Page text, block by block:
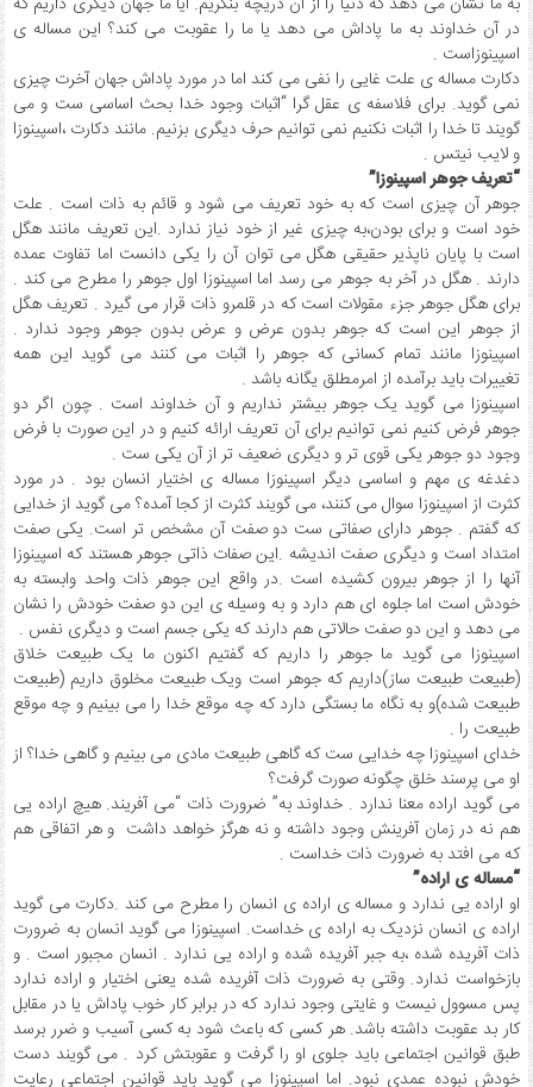
در آن خداوند به ما پاداش می دهد یا ما را عقوبت می کند؟ این مساله ی
اسپینوزاست .
دکارت مساله ی علت غایی را نفی می کند اما در مورد پاداش جهان آخرت چیزی
نمی گوید. برای فلاسفه ی عقل گرا “اثبات وجود خدا بحث اساسی ست و می
گویند تا خدا را اثبات نکنیم نمی توانیم حرف دیگری بزنیم. مانند دکارت ،اسپینوزا
و لایب نیتس .
“تعریف جوهر اسپینوزا”
جوهر آن چیزی است که به خود تعریف می شود و قائم به ذات است . علت
خود است و برای بودن،به چیزی غیر از خود نیاز ندارد .این تعریف مانند هگل
است با پایان ناپذیر حقیقی هگل می توان آن را یکی دانست اما تفاوت عمده
دارند . هگل در آخر به جوهر می رسد اما اسپینوزا اول جوهر را مطرح می کند .
برای هگل جوهر جزء مقولات است که در قلمرو ذات قرار می گیرد . تعریف هگل
از جوهر این است که جوهر بدون عرض و عرض بدون جوهر وجود ندارد .
اسپینوزا مانند تمام کسانی که جوهر را اثبات می کنند می گوید این همه
تغییرات باید برآمده از امرمطلق یگانه باشد .
اسپینوزا می گوید یک جوهر بیشتر نداریم و آن خداوند است . چون اگر دو
جوهر فرض کنیم نمی توانیم برای آن تعریف ارائه کنیم و در این صورت با فرض
وجود دو جوهر یکی قوی تر و دیگری ضعیف تر از آن یکی ست .
دغدغه ی مهم و اساسی دیگر اسپینوزا مساله ی اختیار انسان بود . در مورد
کثرت از اسپینوزا سوال می کنند، می گویند کثرت از کجا آمده؟ می گوید از خدایی
که گفتم . جوهر دارای صفاتی ست دو صفت آن مشخص تر است. یکی صفت
امتداد است و دیگری صفت اندیشه .این صفات ذاتی جوهر هستند که اسپینوزا
آنها را از جوهر بیرون کشیده است .در واقع این جوهر ذات واحد وابسته به
خودش است اما جلوه ای هم دارد و به وسیله ی این دو صفت خودش را نشان
می دهد و این دو صفت حالاتی هم دارند که یکی جسم است و دیگری نفس .
اسپینوزا می گوید ما جوهر را داریم که گفتیم اکنون ما یک طبیعت خلاق
(طبیعت طبیعت ساز)داریم که جوهر است ویک طبیعت مخلوق داریم (طبیعت
طبیعت شده)و به نگاه ما بستگی دارد که چه موقع خدا را می بینیم و چه موقع
طبیعت را .
خدای اسپینوزا چه خدایی ست که گاهی طبیعت مادی می بینیم و گاهی خدا؟ از
او می پرسند خلق چگونه صورت گرفت؟
می گوید اراده معنا ندارد . خداوند به” ضرورت ذات “می آفریند. هیچ اراده یی
هم نه در زمان آفرینش وجود داشته و نه هرگز خواهد داشت و هر اتفاقی هم
که می افتد به ضرورت ذات خداست .
“مساله ی اراده”
او اراده یی ندارد و مساله ی اراده ی انسان را مطرح می کند .دکارت می گوید
اراده ی انسان نزدیک به اراده ی خداست. اسپینوزا می گوید انسان به ضرورت
ذات آفریده شده ،به جبر آفریده شده و اراده یی ندارد . انسان مجبور است . و
بازخواست ندارد. وقتی به ضرورت ذات آفریده شده یعنی اختیار و اراده ندارد
پس مسوول نیست و غایتی وجود ندارد که در برابر کار خوب پاداش یا در مقابل
کار بد عقوبت داشته باشد. هر کسی که باعث شود به کسی آسیب و ضرر برسد
طبق قوانین اجتماعی باید جلوی او را گرفت و عقوبتش کرد . می گویند دست
خودش نبوده عمدی نبود. اما اسپینوزا می گوید باید قوانین اجتماعی رعایت